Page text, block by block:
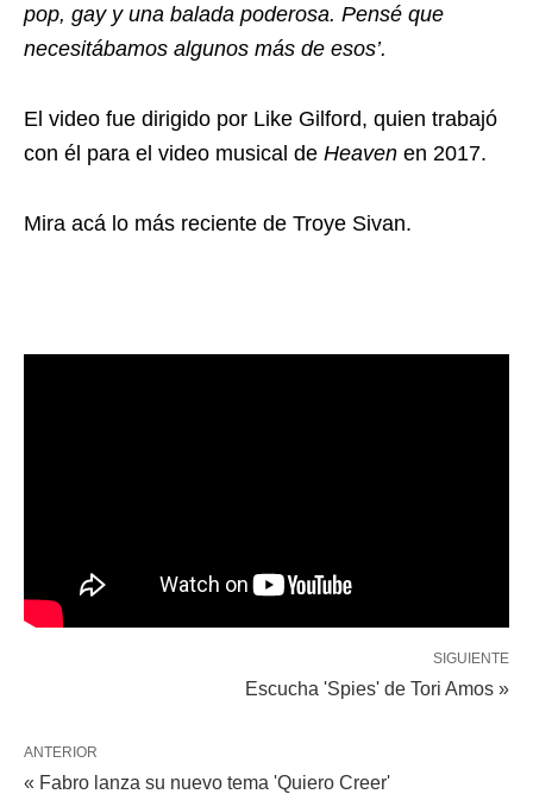
pop, gay y una balada poderosa. Pensé que
necesitábamos algunos más de esos’.
El video fue dirigido por Like Gilford, quien trabajó
con él para el video musical de Heaven en 2017.
Mira acá lo más reciente de Troye Sivan.
SIGUIENTE
Escucha 'Spies' de Tori Amos »
ANTERIOR
« Fabro lanza su nuevo tema 'Quiero Creer'